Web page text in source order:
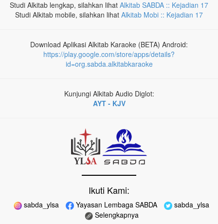
Studi Alkitab lengkap, silahkan lihat Alkitab SABDA :: Kejadian 17
Studi Alkitab mobile, silahkan lihat Alkitab Mobi :: Kejadian 17
Download Aplikasi Alkitab Karaoke (BETA) Android:
https://play.google.com/store/apps/details?
id=org.sabda.alkitabkaraoke
Kunjungi Alkitab Audio Diglot:
AYT - KJV
Ikuti Kami:
sabda_ylsa Yayasan Lembaga SABDA
sabda_ylsa
Selengkapnya